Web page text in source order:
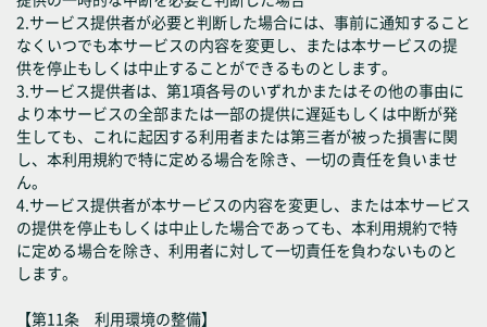
2.サービス提供者が必要と判断した場合には、事前に通知すること
なくいつでも本サービスの内容を変更し、または本サービスの提
供を停止もしくは中止することができるものとします。
3.サービス提供者は、第1項各号のいずれかまたはその他の事由に
より本サービスの全部または一部の提供に遅延もしくは中断が発
生しても、これに起因する利用者または第三者が被った損害に関
し、本利用規約で特に定める場合を除き、一切の責任を負いませ
ん。
4.サービス提供者が本サービスの内容を変更し、または本サービス
の提供を停止もしくは中止した場合であっても、本利用規約で特
に定める場合を除き、利用者に対して一切責任を負わないものと
します。
【第11条 利用環境の整備】